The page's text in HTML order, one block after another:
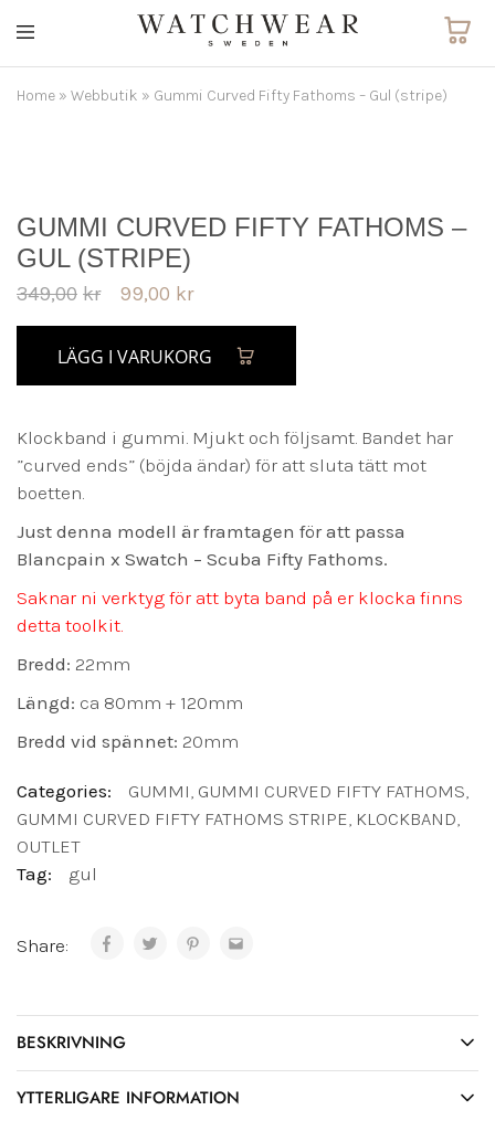
straps
and
Home » Webbutik » Gummi Curved Fifty Fathoms – Gul (stripe)
GUMMI CURVED FIFTY FATHOMS –
GUL (STRIPE)
349,00 kr 99,00 kr
LÄGG I VARUKORG
Klockband i gummi. Mjukt och följsamt. Bandet har
”curved ends” (böjda ändar) för att sluta tätt mot
boetten.
Just denna modell är framtagen för att passa
Blancpain x Swatch – Scuba Fifty Fathoms.
Saknar ni verktyg för att byta band på er klocka finns
detta toolkit.
Bredd: 22mm
Längd: ca 80mm + 120mm
Bredd vid spännet: 20mm
Categories: GUMMI, GUMMI CURVED FIFTY FATHOMS,
GUMMI CURVED FIFTY FATHOMS STRIPE, KLOCKBAND,
OUTLET
Tag:
gul
Share:
BESKRIVNING
YTTERLIGARE INFORMATION